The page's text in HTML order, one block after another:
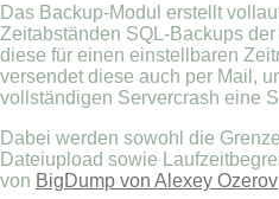
Das Backup-Modul erstellt
Zeitabständen SQL-Backups
diese für einen einstellbaren
versendet diese auch per Mail,
vollständigen Servercrash eine
Dabei werden sowohl die
Dateiupload sowie
von BigDump von Alexey Ozerov